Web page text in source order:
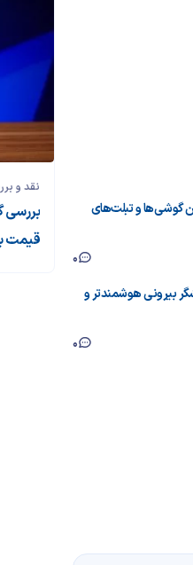
نقد و
قیمت
این گوشی‌ها و تبلت‌های
0
زد فلیپ ۸: نمایشگر بیرونی هوشمندتر و
0